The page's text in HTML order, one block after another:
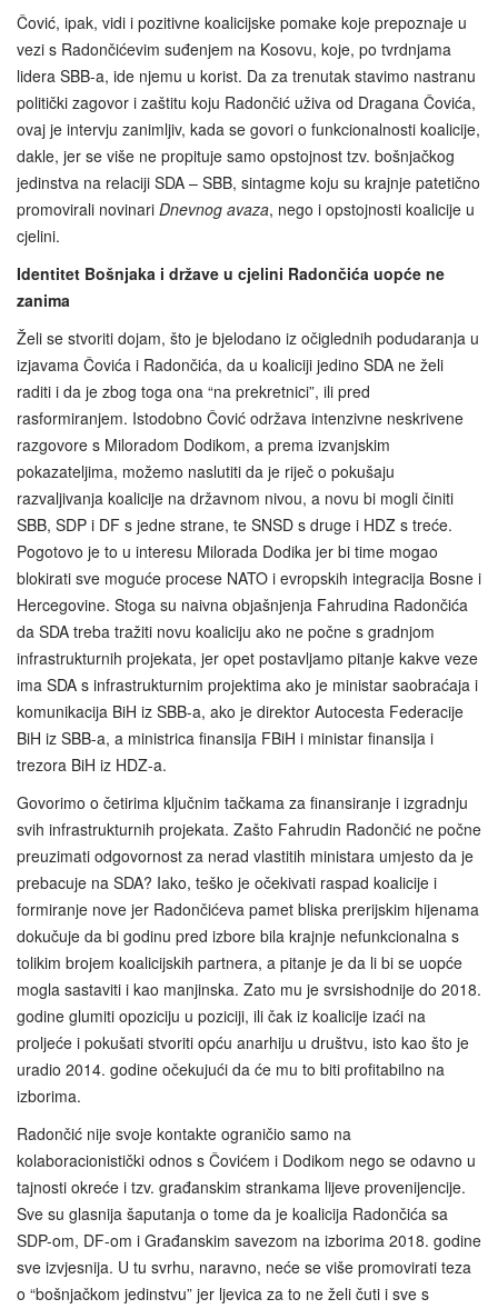
Čović, ipak, vidi i pozitivne koalicijske pomake koje prepoznaje u
vezi s Radončićevim suđenjem na Kosovu, koje, po tvrdnjama
lidera SBB-a, ide njemu u korist. Da za trenutak stavimo nastranu
politički zagovor i zaštitu koju Radončić uživa od Dragana Čovića,
ovaj je intervju zanimljiv, kada se govori o funkcionalnosti koalicije,
dakle, jer se više ne propituje samo opstojnost tzv. bošnjačkog
jedinstva na relaciji SDA – SBB, sintagme koju su krajnje patetično
promovirali novinari Dnevnog avaza, nego i opstojnosti koalicije u
cjelini.
Identitet Bošnjaka i države u cjelini Radončića uopće ne
zanima
Želi se stvoriti dojam, što je bjelodano iz očiglednih podudaranja u
izjavama Čovića i Radončića, da u koaliciji jedino SDA ne želi
raditi i da je zbog toga ona “na prekretnici”, ili pred
rasformiranjem. Istodobno Čović održava intenzivne neskrivene
razgovore s Miloradom Dodikom, a prema izvanjskim
pokazateljima, možemo naslutiti da je riječ o pokušaju
razvaljivanja koalicije na državnom nivou, a novu bi mogli činiti
SBB, SDP i DF s jedne strane, te SNSD s druge i HDZ s treće.
Pogotovo je to u interesu Milorada Dodika jer bi time mogao
blokirati sve moguće procese NATO i evropskih integracija Bosne i
Hercegovine. Stoga su naivna objašnjenja Fahrudina Radončića
da SDA treba tražiti novu koaliciju ako ne počne s gradnjom
infrastrukturnih projekata, jer opet postavljamo pitanje kakve veze
ima SDA s infrastrukturnim projektima ako je ministar saobraćaja i
komunikacija BiH iz SBB-a, ako je direktor Autocesta Federacije
BiH iz SBB-a, a ministrica finansija FBiH i ministar finansija i
trezora BiH iz HDZ-a.
Govorimo o četirima ključnim tačkama za finansiranje i izgradnju
svih infrastrukturnih projekata. Zašto Fahrudin Radončić ne počne
preuzimati odgovornost za nerad vlastitih ministara umjesto da je
prebacuje na SDA? Iako, teško je očekivati raspad koalicije i
formiranje nove jer Radončićeva pamet bliska prerijskim hijenama
dokučuje da bi godinu pred izbore bila krajnje nefunkcionalna s
tolikim brojem koalicijskih partnera, a pitanje je da li bi se uopće
mogla sastaviti i kao manjinska. Zato mu je svrsishodnije do 2018.
godine glumiti opoziciju u poziciji, ili čak iz koalicije izaći na
proljeće i pokušati stvoriti opću anarhiju u društvu, isto kao što je
uradio 2014. godine očekujući da će mu to biti profitabilno na
izborima.
Radončić nije svoje kontakte ograničio samo na
kolaboracionistički odnos s Čovićem i Dodikom nego se odavno u
tajnosti okreće i tzv. građanskim strankama lijeve provenijencije.
Sve su glasnija šaputanja o tome da je koalicija Radončića sa
SDP-om, DF-om i Građanskim savezom na izborima 2018. godine
sve izvjesnija. U tu svrhu, naravno, neće se više promovirati teza
o “bošnjačkom jedinstvu” jer ljevica za to ne želi čuti i sve s